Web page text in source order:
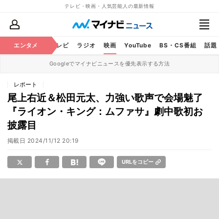
テレビ・映画・人気芸能人の最新情報
エンタメ
芸能 テレビ ラジオ 映画 YouTube BS・CS番組 話題
Googleでマイナビニュースを優先表示する方法
レポート
尾上右近＆松田元太、力強い歌声で会場魅了
『ライオン・キング：ムファサ』劇中歌初お
披露目
掲載日 2024/11/12 20:19
URLをコピー